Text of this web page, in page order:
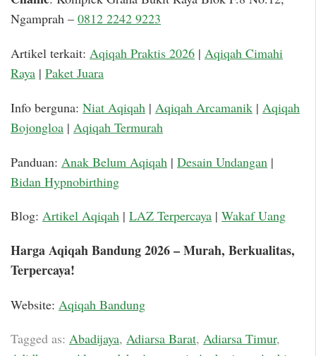
Ngamprah – 0812 2242 9223
Artikel terkait: Aqiqah Praktis 2026 | Aqiqah Cimahi
Raya | Paket Juara
Info berguna: Niat Aqiqah | Aqiqah Arcamanik | Aqiqah
Bojongloa | Aqiqah Termurah
Panduan: Anak Belum Aqiqah | Desain Undangan |
Bidan Hypnobirthing
Blog: Artikel Aqiqah | LAZ Terpercaya | Wakaf Uang
Harga Aqiqah Bandung 2026 – Murah, Berkualitas,
Terpercaya!
Website: Aqiqah Bandung
Tagged as: Abadijaya, Adiarsa Barat, Adiarsa Timur,